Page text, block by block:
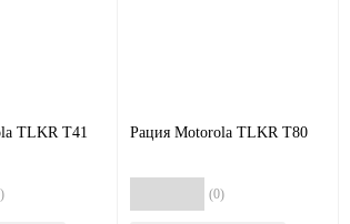
TLKR T41 Рация Motorola TLKR T80
(0)